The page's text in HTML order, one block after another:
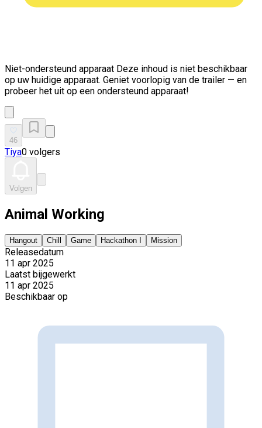
Niet-ondersteund apparaat Deze inhoud is niet beschikbaar
op uw huidige apparaat. Geniet voorlopig van de trailer — en
probeer het uit op een ondersteund apparaat!
46
Tiya0 volgers
Volgen
Animal Working
Hangout Chill Game Hackathon I Mission
Releasedatum
11 apr 2025
Laatst bijgewerkt
11 apr 2025
Beschikbaar op